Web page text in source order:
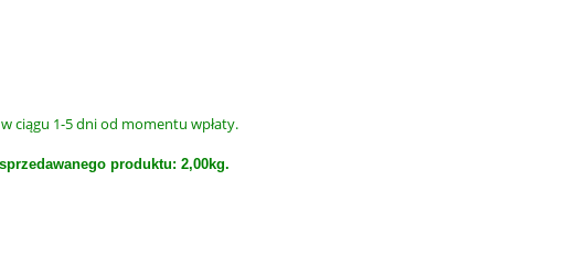
ciągu 1-5 dni od momentu wpłaty.
produktu: 2,00kg.